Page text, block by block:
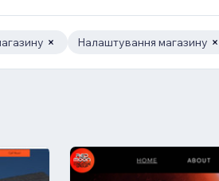
Налаштування магазину